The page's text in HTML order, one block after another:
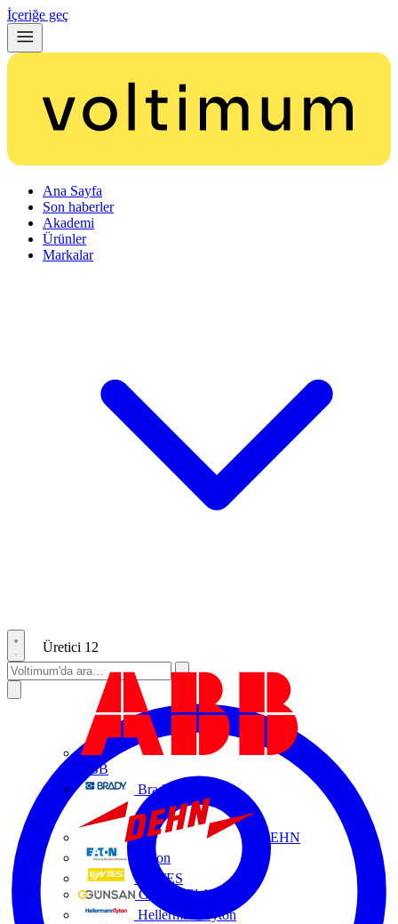
İçeriğe geç
Ana Sayfa
Son haberler
Akademi
Ürünler
Markalar
Üretici 12
ABB
Brady
DEHN
Eaton
ENTES
Günsan Elektrik
HellermannTyton